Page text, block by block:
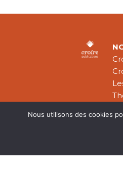
Nous utilisons des cookies